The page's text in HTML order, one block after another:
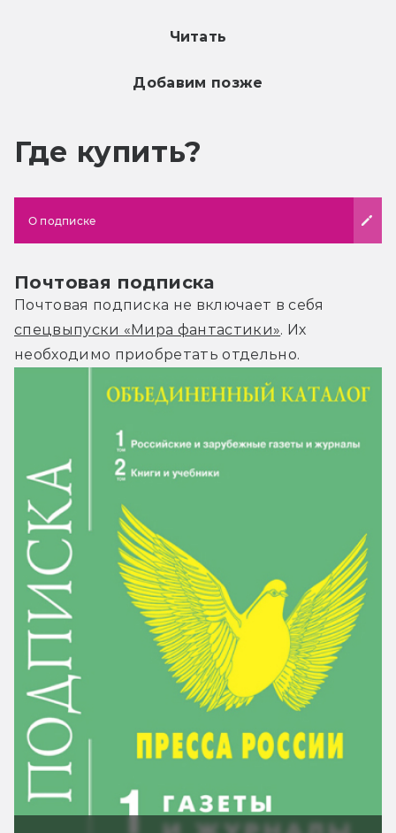
Читать
Добавим позже
Где купить?
О подписке
Почтовая подписка
Почтовая подписка не включает в себя
спецвыпуски «Мира фантастики». Их
необходимо приобретать отдельно.